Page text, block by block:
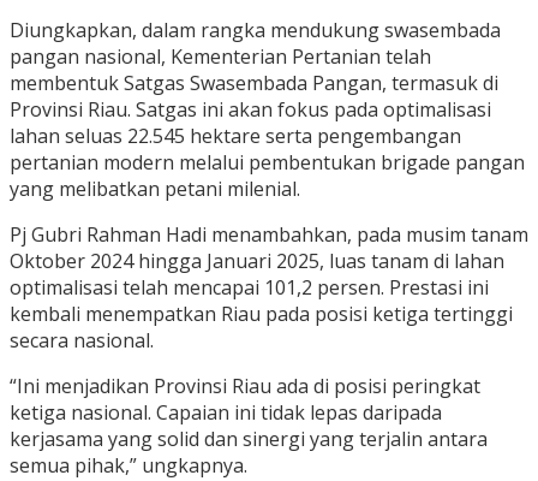
Diungkapkan, dalam rangka mendukung swasembada
pangan nasional, Kementerian Pertanian telah
membentuk Satgas Swasembada Pangan, termasuk di
Provinsi Riau. Satgas ini akan fokus pada optimalisasi
lahan seluas 22.545 hektare serta pengembangan
pertanian modern melalui pembentukan brigade pangan
yang melibatkan petani milenial.
Pj Gubri Rahman Hadi menambahkan, pada musim tanam
Oktober 2024 hingga Januari 2025, luas tanam di lahan
optimalisasi telah mencapai 101,2 persen. Prestasi ini
kembali menempatkan Riau pada posisi ketiga tertinggi
secara nasional.
“Ini menjadikan Provinsi Riau ada di posisi peringkat
ketiga nasional. Capaian ini tidak lepas daripada
kerjasama yang solid dan sinergi yang terjalin antara
semua pihak,” ungkapnya.